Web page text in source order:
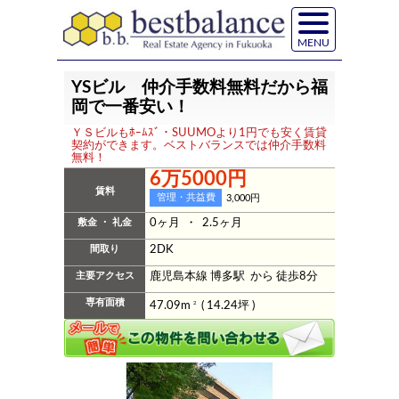
MENU
YSビル 仲介手数料無料だから福
岡で一番安い！
ＹＳビルもﾎｰﾑｽﾞ・SUUMOより1円でも安く賃貸
契約ができます。ベストバランスでは仲介手数料
無料！
賃料
6万5000円
管理・共益費 3,000円
敷金 ・ 礼金 0ヶ月 ・ 2.5ヶ月
間取り 2DK
主要アクセス 鹿児島本線 博多駅 から 徒歩8分
専有面積 47.09m2 ( 14.24坪 )